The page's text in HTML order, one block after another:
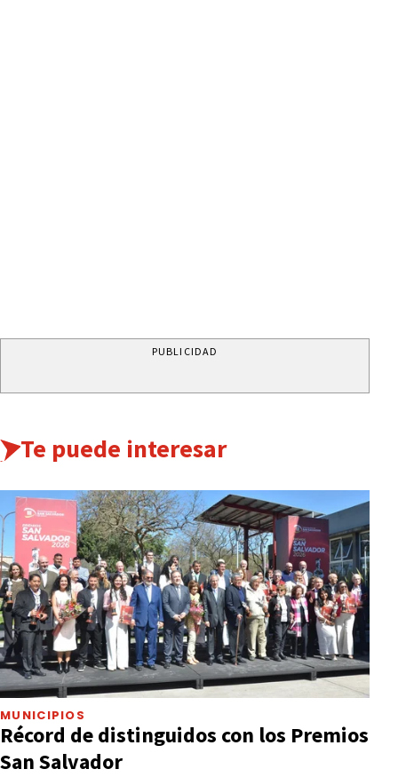
PUBLICIDAD
Te puede interesar
MUNICIPIOS
Récord de distinguidos con los Premios
San Salvador